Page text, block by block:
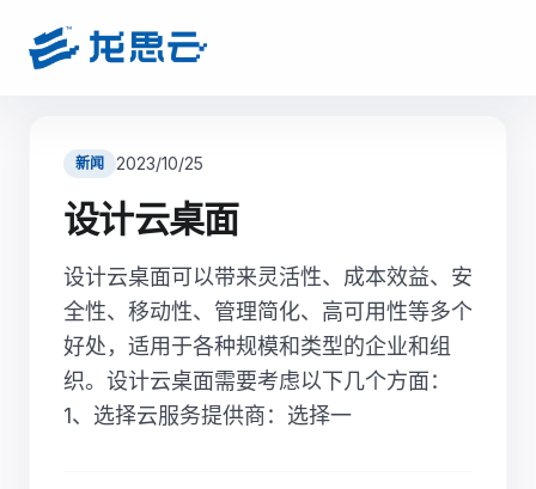
新闻 2023/10/25
设计云桌面
设计云桌面可以带来灵活性、成本效益、安
全性、移动性、管理简化、高可用性等多个
好处，适用于各种规模和类型的企业和组
织。设计云桌面需要考虑以下几个方面：
1、选择云服务提供商：选择一